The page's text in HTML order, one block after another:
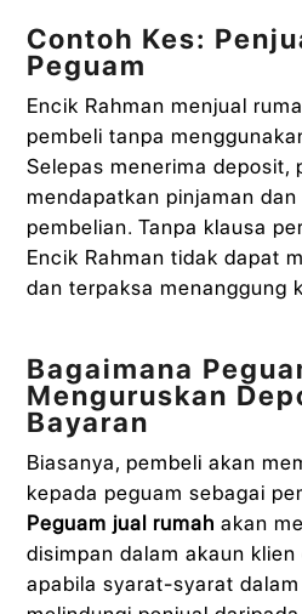
Contoh Kes:
Peguam
Encik Rahman menjual
pembeli tanpa
Selepas menerima deposit,
mendapatkan pinjaman
pembelian. Tanpa klausa
Encik Rahman tidak dapat
dan terpaksa menanggung
Bagaimana
Menguruskan
Bayaran
Biasanya, pembeli akan
kepada peguam sebagai
Peguam jual rumah akan
disimpan dalam akaun
apabila syarat-syarat